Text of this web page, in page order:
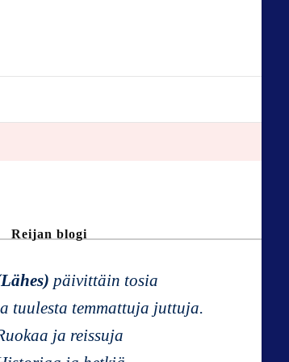
Reijan blogi
päivittäin tosia
tuulesta temmattuja juttuja.
ja reissuja